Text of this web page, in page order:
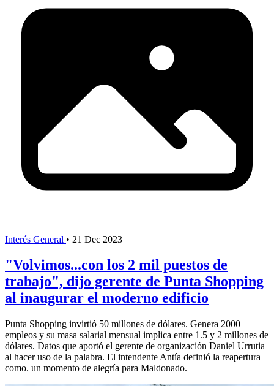
Interés General • 21 Dec 2023
"Volvimos...con los 2 mil puestos de
trabajo", dijo gerente de Punta Shopping
al inaugurar el moderno edificio
Punta Shopping invirtió 50 millones de dólares. Genera 2000
empleos y su masa salarial mensual implica entre 1.5 y 2 millones de
dólares. Datos que aportó el gerente de organización Daniel Urrutia
al hacer uso de la palabra. El intendente Antía definió la reapertura
como. un momento de alegría para Maldonado.